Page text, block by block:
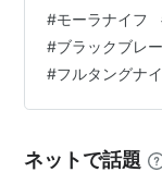
ね。 「もっと太
モノと呼べる、
い」 そんなキャ
回紹介する「ガ
年…
#モーラナイフ
#ブラックブレ
#フルタングナ
ネットで話題